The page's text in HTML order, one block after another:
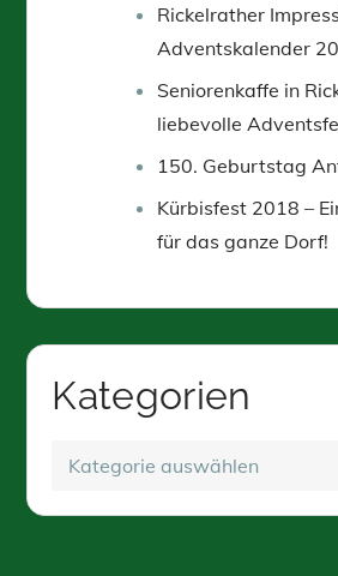
Rickelrather
Adventskalender
Seniorenkaffe in
liebevolle
150. Geburtstag
Kürbisfest 2018 –
für das ganze Dorf!
Kategorien
Kategorien